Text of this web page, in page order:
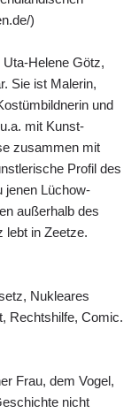
)
Helene Götz,
Sie ist Malerin,
und
mit Kunst-
zusammen mit
Profil des
jenen Lüchow-
außerhalb des
lebt in Zeetze.
Nukleares
Rechtshilfe, Comic.
Frau, dem Vogel,
nicht